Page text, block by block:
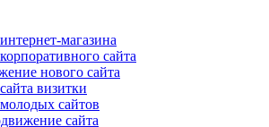
магазина
сайта
нового сайта
визитки
сайтов
сайта